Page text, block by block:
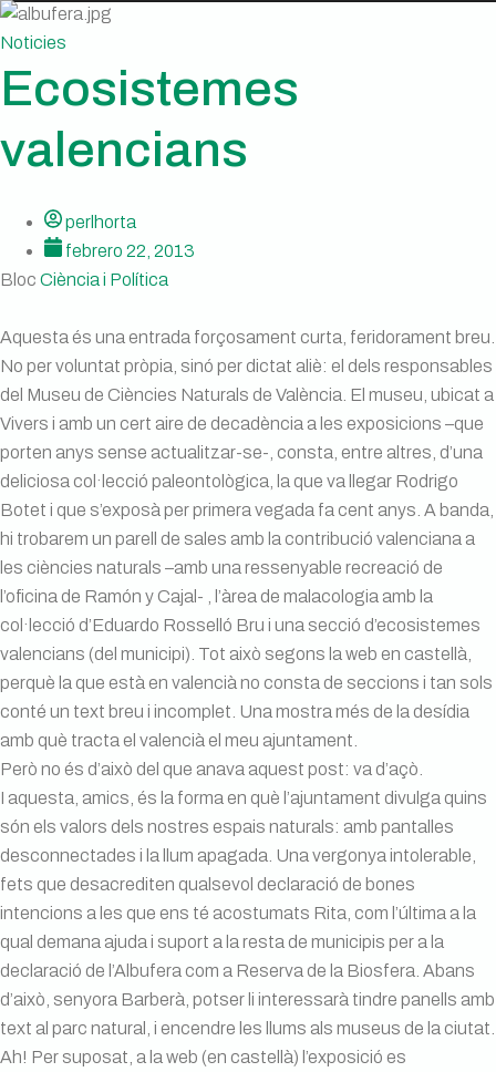
Noticies
Ecosistemes
valencians
perlhorta
febrero 22, 2013
Bloc Ciència i Política
Aquesta és una entrada forçosament curta, feridorament breu.
No per voluntat pròpia, sinó per dictat aliè: el dels responsables
del Museu de Ciències Naturals de València. El museu, ubicat a
Vivers i amb un cert aire de decadència a les exposicions –que
porten anys sense actualitzar-se-, consta, entre altres, d’una
deliciosa col·lecció paleontològica, la que va llegar Rodrigo
Botet i que s’exposà per primera vegada fa cent anys. A banda,
hi trobarem un parell de sales amb la contribució valenciana a
les ciències naturals –amb una ressenyable recreació de
l’oficina de Ramón y Cajal- , l’àrea de malacologia amb la
col·lecció d’Eduardo Rosselló Bru i una secció d’ecosistemes
valencians (del municipi). Tot això segons la web en castellà,
perquè la que està en valencià no consta de seccions i tan sols
conté un text breu i incomplet. Una mostra més de la desídia
amb què tracta el valencià el meu ajuntament.
Però no és d’això del que anava aquest post: va d’açò.
I aquesta, amics, és la forma en què l’ajuntament divulga quins
són els valors dels nostres espais naturals: amb pantalles
desconnectades i la llum apagada. Una vergonya intolerable,
fets que desacrediten qualsevol declaració de bones
intencions a les que ens té acostumats Rita, com l’última a la
qual demana ajuda i suport a la resta de municipis per a la
declaració de l’Albufera com a Reserva de la Biosfera. Abans
d’això, senyora Barberà, potser li interessarà tindre panells amb
text al parc natural, i encendre les llums als museus de la ciutat.
Ah! Per suposat, a la web (en castellà) l’exposició es